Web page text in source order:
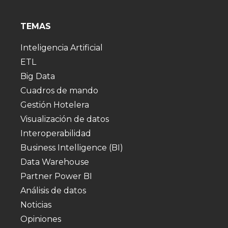
TEMAS
Inteligencia Artificial
ETL
Big Data
Cuadros de mando
Gestión Hotelera
Visualización de datos
Interoperabilidad
Business Intelligence (BI)
Data Warehouse
Partner Power BI
Análisis de datos
Noticias
Opiniones